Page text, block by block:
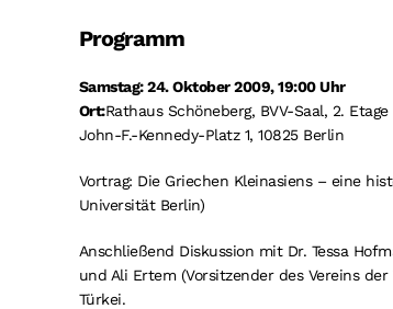
Programm
Samstag: 24. Oktober 2009, 19:00 Uhr
Ort:Rathaus Schöneberg, BVV-Saal, 2. Etage
John-F.-Kennedy-Platz 1, 10825 Berlin
Vortrag: Die Griechen Kleinasiens – eine
Universität Berlin)
Anschließend Diskussion mit Dr. Tessa
und Ali Ertem (Vorsitzender des Vereins
Türkei.